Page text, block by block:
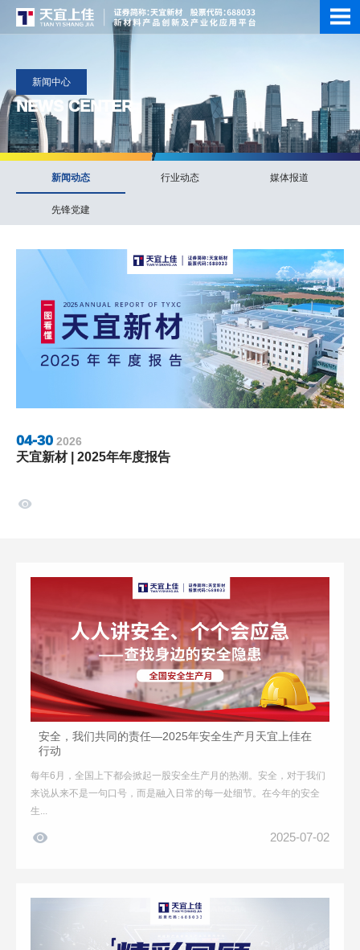
新闻中心
NEWS CENTER
新闻动态 行业动态 媒体报道
先锋党建
04-30 2026
天宜新材 | 2025年年度报告

安全，我们共同的责任—2025年安全生产月天宜上佳在
行动
每年6月，全国上下都会掀起一股安全生产月的热潮。安全，对于我们
来说从来不是一句口号，而是融入日常的每一处细节。在今年的安全
生...
 2025-07-02